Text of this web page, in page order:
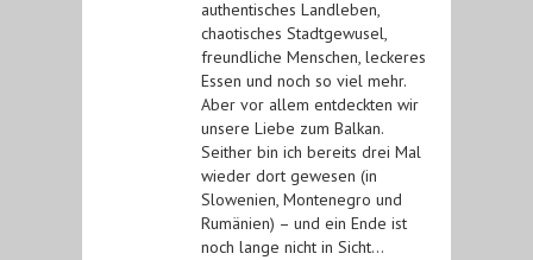
authentisches Landleben,
chaotisches Stadtgewusel,
freundliche Menschen, leckeres
Essen und noch so viel mehr.
Aber vor allem entdeckten wir
unsere Liebe zum Balkan.
Seither bin ich bereits drei Mal
wieder dort gewesen (in
Slowenien, Montenegro und
Rumänien) – und ein Ende ist
noch lange nicht in Sicht…